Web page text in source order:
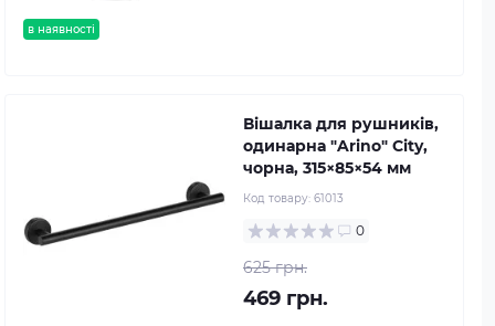
в наявності
Вішалка для рушників,
одинарна "Arino" City,
чорна, 315×85×54 мм
Код товару: 61013
0
625 грн.
469 грн.